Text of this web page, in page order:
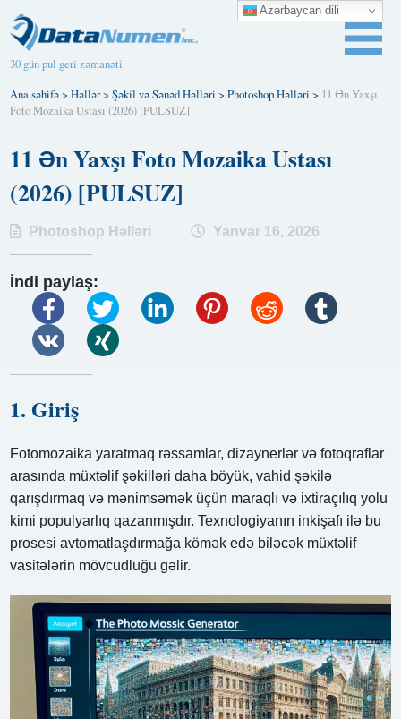
30 gün pul geri zəmanəti
Ana səhifə>Həllər>Şəkil və Sənəd Həlləri >Photoshop Həlləri > 11 Ən Yaxşı
Foto Mozaika Ustası (2026) [PULSUZ]
11 Ən Yaxşı Foto Mozaika Ustası
(2026) [PULSUZ]
Photoshop Həlləri Yanvar 16, 2026
İndi paylaş:
1. Giriş
Fotomozaika yaratmaq rəssamlar, dizaynerlər və fotoqraflar
arasında müxtəlif şəkilləri daha böyük, vahid şəkilə
qarışdırmaq və mənimsəmək üçün maraqlı və ixtiraçılıq yolu
kimi populyarlıq qazanmışdır. Texnologiyanın inkişafı ilə bu
prosesi avtomatlaşdırmağa kömək edə biləcək müxtəlif
vasitələrin mövcudluğu gəlir.
Azərbaycan dili